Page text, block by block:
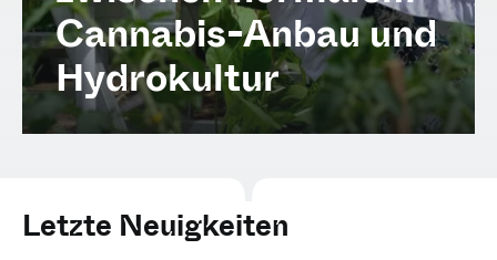
Spanish (Latin America)
German
French
Czech
Cannabis-Anbau und
Hydrokultur
Letzte Neuigkeiten